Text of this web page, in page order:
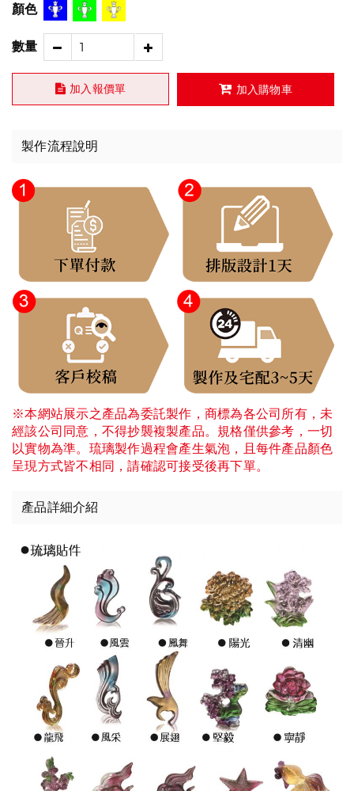
顏色
數量
加入報價單 加入購物車
製作流程說明
※本網站展示之產品為委託製作，商標為各公司所有，未
經該公司同意，不得抄襲複製產品。規格僅供參考，一切
以實物為準。琉璃製作過程會產生氣泡，且每件產品顏色
呈現方式皆不相同，請確認可接受後再下單。
產品詳細介紹